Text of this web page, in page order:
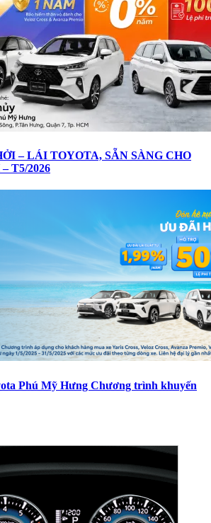
– LÁI TOYOTA, SẴN SÀNG CHO
T5/2026
Phú Mỹ Hưng Chương trình khuyến